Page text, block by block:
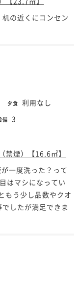
の近くにコンセン
夕食 利用なし
備 3
禁煙）【16.6㎡】
一度洗った？って
はマシになってい
もう少し品数やクオ
したが満足できま